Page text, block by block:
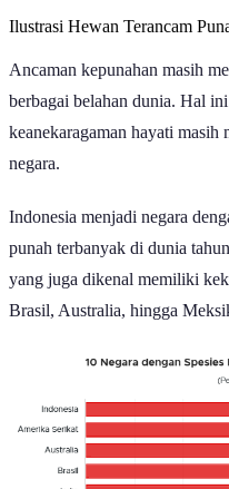
Ilustrasi Hewan Terancam
Ancaman kepunahan masih
berbagai belahan dunia. Hal
keanekaragaman hayati masih
negara.
Indonesia menjadi negara
punah terbanyak di dunia
yang juga dikenal memiliki
Brasil, Australia, hingga